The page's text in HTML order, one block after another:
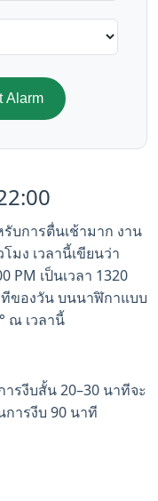
Alarm
บการตื่นเช้ามาก งาน
มง เวลานี้เขียนว่า
PM เป็นเวลา 1320
ของวัน บนนาฬิกาแบบ
ณ เวลานี้
ารงีบสั้น 20–30 นาทีจะ
ารงีบ 90 นาที